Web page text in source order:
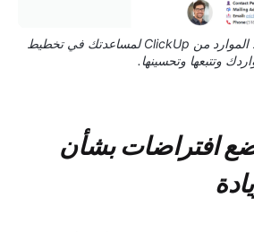
تم تصميم نموذج تخطيط الموارد من ClickUp لمساعدتك في تخطيط
وتتبعها وتحسينها.
افتراضات بشأن